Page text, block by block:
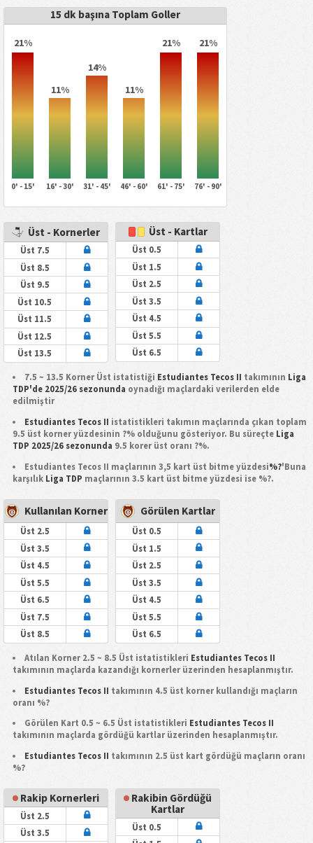
15 dk başına Toplam Goller
21%
11%
14%
11%
21% 21%
0' - 15' 16' - 30' 31' - 45' 46' - 60' 61' - 75' 76' - 90'
Üst - Kornerler
Üst 7.5
Üst 8.5
Üst 9.5
Üst 10.5
Üst 11.5
Üst 12.5
Üst 13.5
Üst - Kartlar
Üst 0.5
Üst 1.5
Üst 2.5
Üst 3.5
Üst 4.5
Üst 5.5
Üst 6.5
7.5 ~ 13.5 Korner Üst istatistiği Estudiantes Tecos II takımının Liga
TDP'de 2025/26 sezonunda oynadığı maçlardaki verilerden elde
edilmiştir
Estudiantes Tecos II istatistikleri takımın maçlarında çıkan toplam
9.5 üst korner yüzdesinin ?% olduğunu gösteriyor. Bu süreçte Liga
TDP 2025/26 sezonunda 9.5 korer üst oranı ?%.
Estudiantes Tecos II maçlarının 3,5 kart üst bitme yüzdesi%?'Buna
karşılık Liga TDP maçlarının 3.5 kart üst bitme yüzdesi ise %?.
Kullanılan Korner
Üst 2.5
Üst 3.5
Üst 4.5
Üst 5.5
Üst 6.5
Üst 7.5
Üst 8.5
Görülen Kartlar
Üst 0.5
Üst 1.5
Üst 2.5
Üst 3.5
Üst 4.5
Üst 5.5
Üst 6.5
Atılan Korner 2.5 ~ 8.5 Üst istatistikleri Estudiantes Tecos II
takımının maçlarda kazandığı kornerler üzerinden hesaplanmıştır.
Estudiantes Tecos II takımının 4.5 üst korner kullandığı maçların
oranı %?
Görülen Kart 0.5 ~ 6.5 Üst istatistikleri Estudiantes Tecos II
takımının maçlarda gördüğü kartlar üzerinden hesaplanmıştır.
Estudiantes Tecos II takımının 2.5 üst kart gördüğü maçların oranı
%?
Rakip Kornerleri
Üst 2.5
Üst 3.5
Rakibin Gördüğü
Kartlar
Üst 0.5